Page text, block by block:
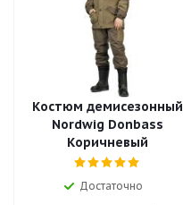
Костюм демисезонный
Nordwig Donbass
Коричневый
Достаточно